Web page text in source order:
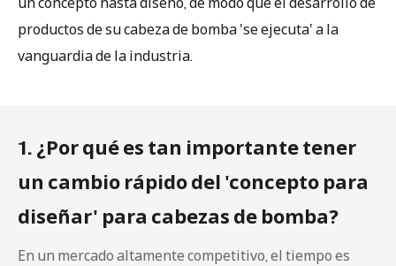
productos de su cabeza de bomba 'se ejecuta' a la
vanguardia de la industria.
1. ¿Por qué es tan importante tener
un cambio rápido del 'concepto para
diseñar' para cabezas de bomba?
En un mercado altamente competitivo, el tiempo es